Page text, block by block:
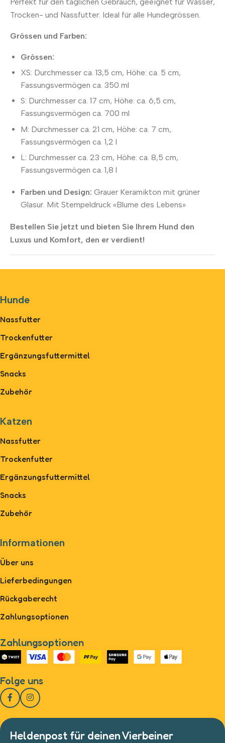
Trocken- und Nassfutter. Ideal für alle Hundegrössen.
Grössen und Farben:
Grössen:
XS: Durchmesser ca. 13,5 cm, Höhe: ca. 5 cm,
Fassungsvermögen ca. 350 ml
S: Durchmesser ca. 17 cm, Höhe: ca. 6,5 cm,
Fassungsvermögen ca. 700 ml
M: Durchmesser ca. 21 cm, Höhe: ca. 7 cm,
Fassungsvermögen ca. 1,2 l
L: Durchmesser ca. 23 cm, Höhe: ca. 8,5 cm,
Fassungsvermögen ca. 1,8 l
Farben und Design: Grauer Keramikton mit grüner
Glasur. Mit Stempeldruck «Blume des Lebens»
Bestellen Sie jetzt und bieten Sie Ihrem Hund den
Luxus und Komfort, den er verdient!
Hunde
Nassfutter
Trockenfutter
Ergänzungsfuttermittel
Snacks
Zubehör
Katzen
Nassfutter
Trockenfutter
Ergänzungsfuttermittel
Snacks
Zubehör
Informationen
Über uns
Lieferbedingungen
Rückgaberecht
Zahlungsoptionen
Zahlungsoptionen
Folge uns
Heldenpost für deinen Vierbeiner